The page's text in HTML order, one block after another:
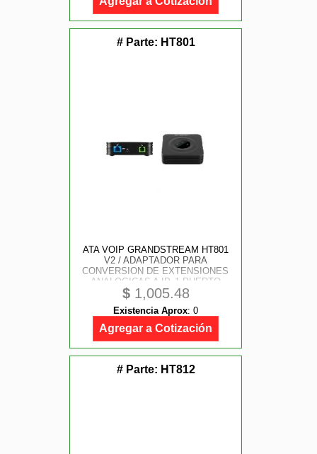
# Parte: HT801
ATA VOIP GRANDSTREAM HT801
V2 / ADAPTADOR PARA
CONVERSION DE EXTENSIONES
ANALOGICAS A IP, 1 PUERTO
FXS, 1 CUENTA SIP , 1 PUERTOS
10/ 100
$1,005.48
Existencia Aprox: 0
Agregar a Cotización
# Parte: HT812